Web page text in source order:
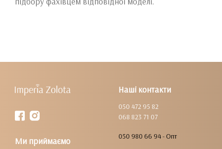
Наші контакти
050 472 95 82
068 823 71 07
050 980 66 94 - Опт
Ми приймаємо